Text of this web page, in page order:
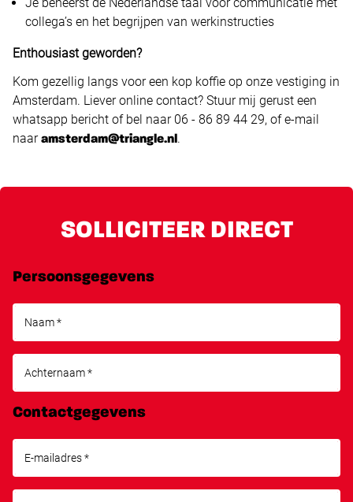
collega’s en het begrijpen van werkinstructies
Enthousiast geworden?
Kom gezellig langs voor een kop koffie op onze vestiging in
Amsterdam. Liever online contact? Stuur mij gerust een
whatsapp bericht of bel naar 06 - 86 89 44 29, of e-mail
naaramsterdam@triangle.nl .
SOLLICITEER DIRECT
Persoonsgegevens
Contactgegevens